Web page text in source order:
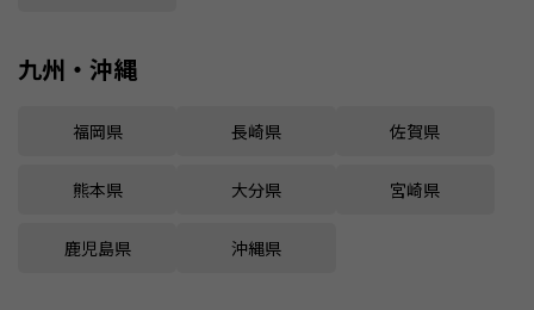
九州・沖縄
福岡県 長崎県 佐賀県
熊本県 大分県 宮崎県
鹿児島県 沖縄県